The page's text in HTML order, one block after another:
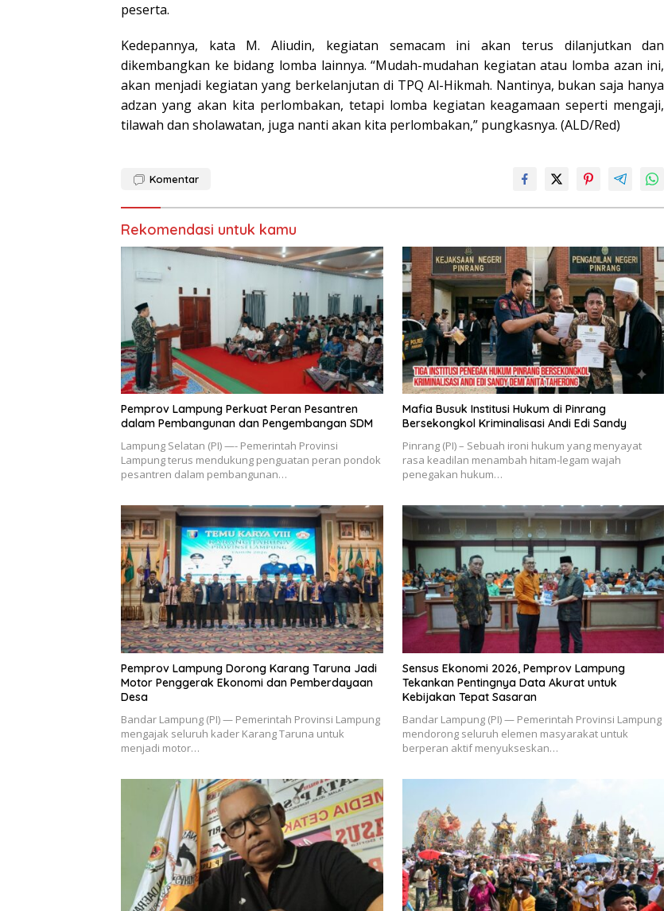
peserta.
Kedepannya, kata M. Aliudin, kegiatan semacam ini akan terus dilanjutkan dan
dikembangkan ke bidang lomba lainnya. “Mudah-mudahan kegiatan atau lomba azan ini,
akan menjadi kegiatan yang berkelanjutan di TPQ Al-Hikmah. Nantinya, bukan saja hanya
adzan yang akan kita perlombakan, tetapi lomba kegiatan keagamaan seperti mengaji,
tilawah dan sholawatan, juga nanti akan kita perlombakan,” pungkasnya. (ALD/Red)
Komentar
Rekomendasi untuk kamu
Pemprov Lampung Perkuat Peran Pesantren
dalam Pembangunan dan Pengembangan SDM
Lampung Selatan (PI) —- Pemerintah Provinsi
Lampung terus mendukung penguatan peran pondok
pesantren dalam pembangunan…
Mafia Busuk Institusi Hukum di Pinrang
Bersekongkol Kriminalisasi Andi Edi Sandy
Pinrang (PI) – Sebuah ironi hukum yang menyayat
rasa keadilan menambah hitam-legam wajah
penegakan hukum…
Pemprov Lampung Dorong Karang Taruna Jadi
Motor Penggerak Ekonomi dan Pemberdayaan
Desa
Bandar Lampung (PI) — Pemerintah Provinsi Lampung
mengajak seluruh kader Karang Taruna untuk
menjadi motor…
Sensus Ekonomi 2026, Pemprov Lampung
Tekankan Pentingnya Data Akurat untuk
Kebijakan Tepat Sasaran
Bandar Lampung (PI) — Pemerintah Provinsi Lampung
mendorong seluruh elemen masyarakat untuk
berperan aktif menyukseskan…